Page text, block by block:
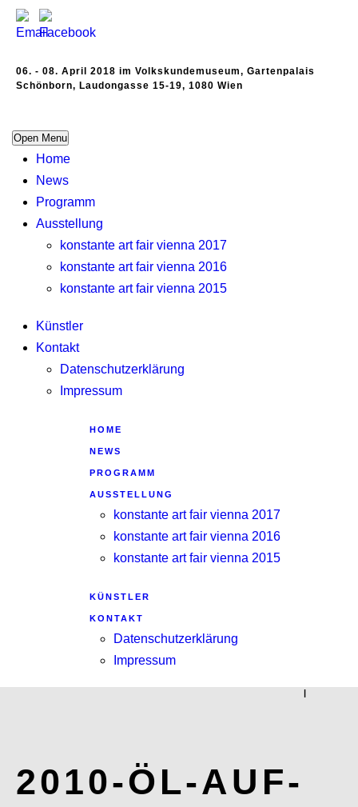
06. - 08. April 2018 im Volkskundemuseum, Gartenpalais
Schönborn, Laudongasse 15-19, 1080 Wien
Open Menu
Home
News
Programm
Ausstellung
konstante art fair vienna 2017
konstante art fair vienna 2016
konstante art fair vienna 2015
Künstler
Kontakt
Datenschutzerklärung
Impressum
HOME
NEWS
PROGRAMM
AUSSTELLUNG
konstante art fair vienna 2017
konstante art fair vienna 2016
konstante art fair vienna 2015
KÜNSTLER
KONTAKT
Datenschutzerklärung
Impressum
|
2010-ÖL-AUF-